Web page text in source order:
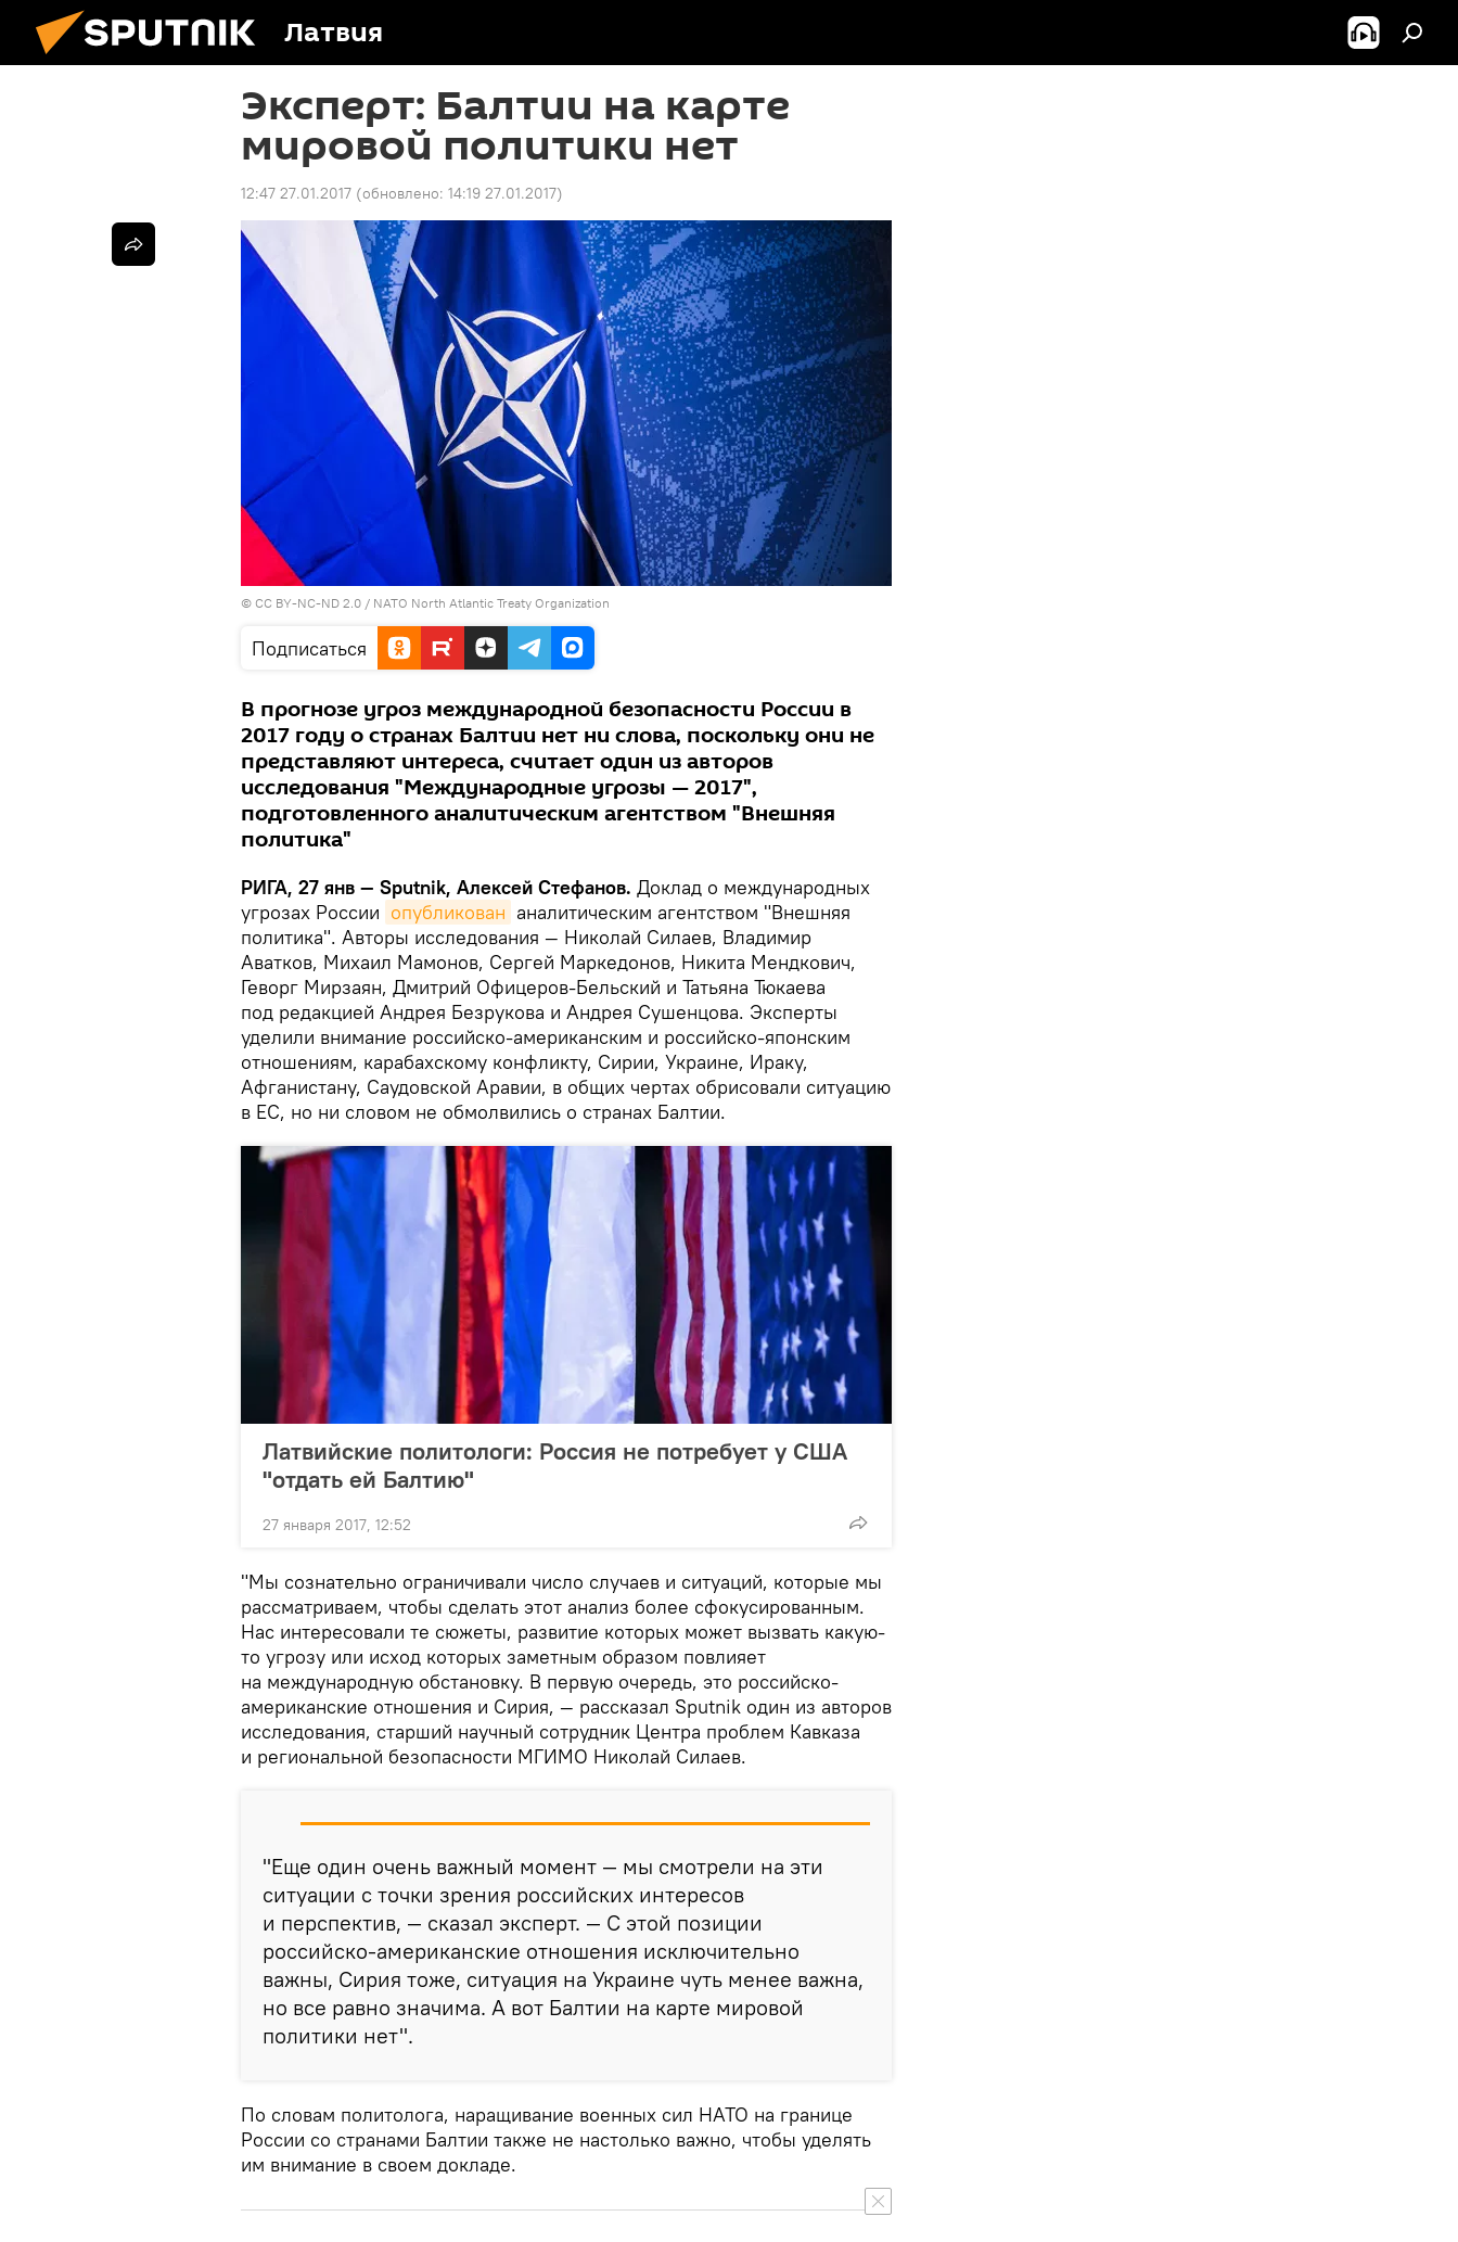
Латвия
Эксперт: Балтии на карте
мировой политики нет
12:47 27.01.2017 (обновлено: 14:19 27.01.2017)
© CC BY-NC-ND 2.0 / NATO North Atlantic Treaty Organization
Подписаться
В прогнозе угроз международной безопасности России в
2017 году о странах Балтии нет ни слова, поскольку они не
представляют интереса, считает один из авторов
исследования "Международные угрозы — 2017",
подготовленного аналитическим агентством "Внешняя
политика"
РИГА, 27 янв — Sputnik, Алексей Стефанов. Доклад о международных
угрозах России опубликован аналитическим агентством "Внешняя
политика". Авторы исследования — Николай Силаев, Владимир
Аватков, Михаил Мамонов, Сергей Маркедонов, Никита Мендкович,
Геворг Мирзаян, Дмитрий Офицеров-Бельский и Татьяна Тюкаева
под редакцией Андрея Безрукова и Андрея Сушенцова. Эксперты
уделили внимание российско-американским и российско-японским
отношениям, карабахскому конфликту, Сирии, Украине, Ираку,
Афганистану, Саудовской Аравии, в общих чертах обрисовали ситуацию
в ЕС, но ни словом не обмолвились о странах Балтии.
Латвийские политологи: Россия не потребует у США
"отдать ей Балтию"
27 января 2017, 12:52
"Мы сознательно ограничивали число случаев и ситуаций, которые мы
рассматриваем, чтобы сделать этот анализ более сфокусированным.
Нас интересовали те сюжеты, развитие которых может вызвать какую-
то угрозу или исход которых заметным образом повлияет
на международную обстановку. В первую очередь, это российско-
американские отношения и Сирия, — рассказал Sputnik один из авторов
исследования, старший научный сотрудник Центра проблем Кавказа
и региональной безопасности МГИМО Николай Силаев.
"Еще один очень важный момент — мы смотрели на эти
ситуации с точки зрения российских интересов
и перспектив, — сказал эксперт. — С этой позиции
российско-американские отношения исключительно
важны, Сирия тоже, ситуация на Украине чуть менее важна,
но все равно значима. А вот Балтии на карте мировой
политики нет".
По словам политолога, наращивание военных сил НАТО на границе
России со странами Балтии также не настолько важно, чтобы уделять
им внимание в своем докладе.